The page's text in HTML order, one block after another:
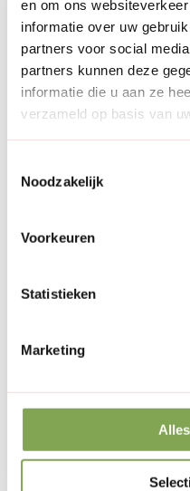
en om ons
informatie over uw
partners voor social
partners kunnen deze
informatie die u aan ze
verzameld op basis van
Noodzakelijk
Voorkeuren
Statistieken
Marketing
31 Juli 2026
Wist je dat elke avond
je gazon? In de zomer
verduren door intensief
Artikel verder lezen